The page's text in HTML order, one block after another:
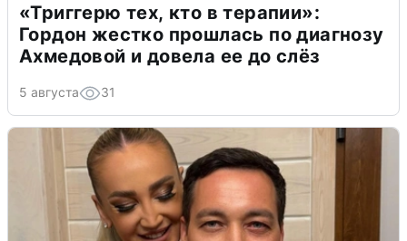
«Триггерю тех, кто в терапии»:
Гордон жестко прошлась по диагнозу
Ахмедовой и довела ее до слёз
5 августа 31